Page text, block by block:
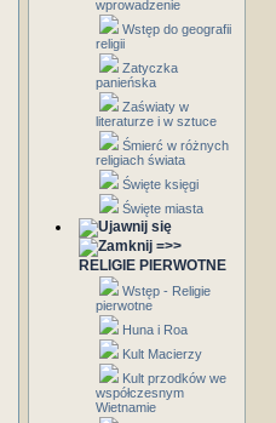
wprowadzenie
Wstęp do geografii
religii
Zatyczka
panieńska
Zaświaty w
literaturze i w sztuce
Śmierć w różnych
religiach świata
Święte księgi
Święte miasta
=>>
RELIGIE PIERWOTNE
Wstęp - Religie
pierwotne
Huna i Roa
Kult Macierzy
Kult przodków we
współczesnym
Wietnamie